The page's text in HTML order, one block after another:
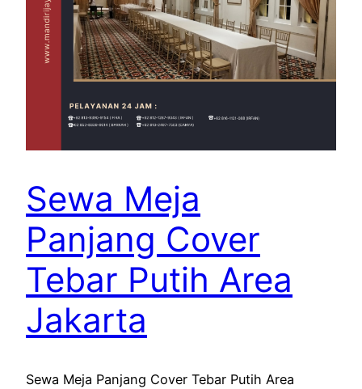
Sewa Meja
Panjang Cover
Tebar Putih Area
Jakarta
Sewa Meja Panjang Cover Tebar Putih Area